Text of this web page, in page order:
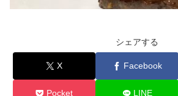
シェアする
X Facebook
Pocket LINE